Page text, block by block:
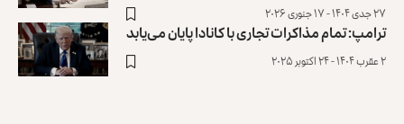
۲۷ جدی ۱۴۰۴ - ۱۷ جنوری ۲۰۲۶
ترامپ: تمام مذاکرات تجاری با کانادا پایان می‌یابد
۲ عقرب ۱۴۰۴ - ۲۴ اکتوبر ۲۰۲۵